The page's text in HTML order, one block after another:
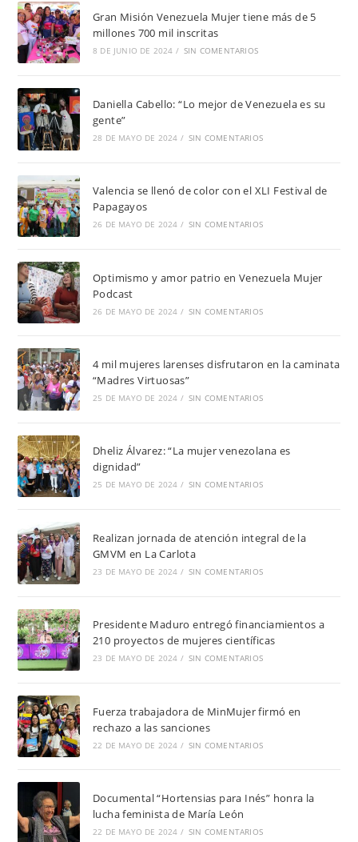
Gran Misión Venezuela Mujer tiene más de 5
millones 700 mil inscritas
8 DE JUNIO DE 2024 / SIN COMENTARIOS
Daniella Cabello: “Lo mejor de Venezuela es su
gente”
28 DE MAYO DE 2024 / SIN COMENTARIOS
Valencia se llenó de color con el XLI Festival de
Papagayos
26 DE MAYO DE 2024 / SIN COMENTARIOS
Optimismo y amor patrio en Venezuela Mujer
Podcast
26 DE MAYO DE 2024 / SIN COMENTARIOS
4 mil mujeres larenses disfrutaron en la caminata
“Madres Virtuosas”
25 DE MAYO DE 2024 / SIN COMENTARIOS
Dheliz Álvarez: “La mujer venezolana es
dignidad”
25 DE MAYO DE 2024 / SIN COMENTARIOS
Realizan jornada de atención integral de la
GMVM en La Carlota
23 DE MAYO DE 2024 / SIN COMENTARIOS
Presidente Maduro entregó financiamientos a
210 proyectos de mujeres científicas
23 DE MAYO DE 2024 / SIN COMENTARIOS
Fuerza trabajadora de MinMujer firmó en
rechazo a las sanciones
22 DE MAYO DE 2024 / SIN COMENTARIOS
Documental “Hortensias para Inés” honra la
lucha feminista de María León
22 DE MAYO DE 2024 / SIN COMENTARIOS